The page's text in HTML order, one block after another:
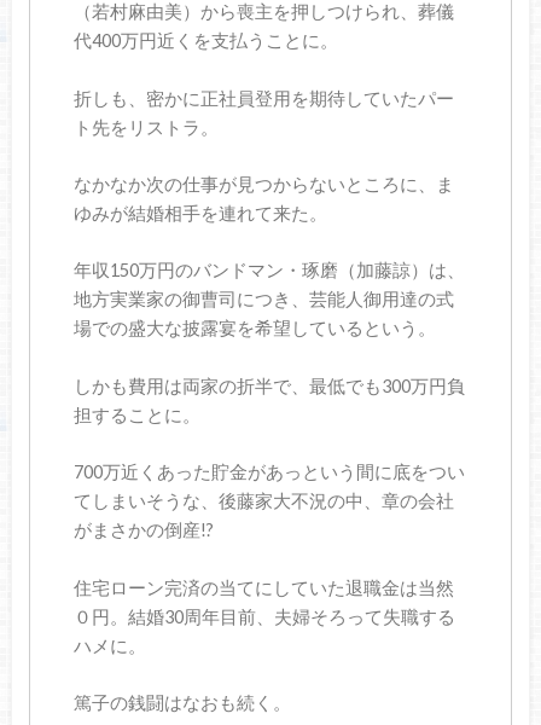
（若村麻由美）から喪主を押しつけられ、葬儀
代400万円近くを支払うことに。
折しも、密かに正社員登用を期待していたパー
ト先をリストラ。
なかなか次の仕事が見つからないところに、ま
ゆみが結婚相手を連れて来た。
年収150万円のバンドマン・琢磨（加藤諒）は、
地方実業家の御曹司につき、芸能人御用達の式
場での盛大な披露宴を希望しているという。
しかも費用は両家の折半で、最低でも300万円負
担することに。
700万近くあった貯金があっという間に底をつい
てしまいそうな、後藤家大不況の中、章の会社
がまさかの倒産!?
住宅ローン完済の当てにしていた退職金は当然
０円。結婚30周年目前、夫婦そろって失職する
ハメに。
篤子の銭闘はなおも続く。